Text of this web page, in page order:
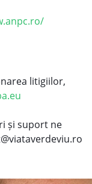
litigiilor,
și suport ne